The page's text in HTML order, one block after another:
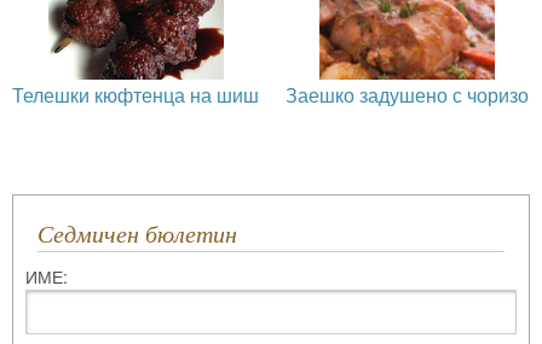
Телешки кюфтенца на шиш Заешко задушено с чоризо
Седмичен бюлетин
ИМЕ: